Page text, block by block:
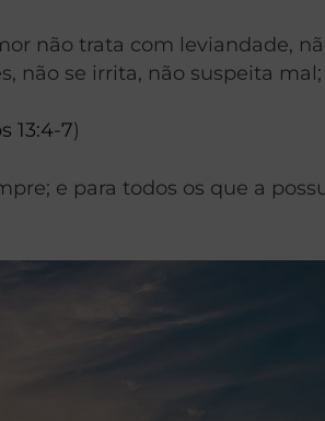
não trata com leviandade,
não se irrita, não suspeita mal;
13:4-7)
e para todos os que a